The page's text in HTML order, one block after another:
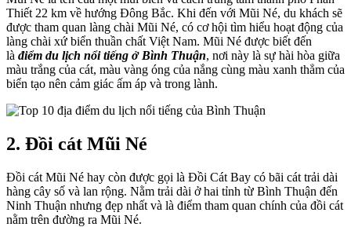
Thiết 22 km về hướng Đông Bắc. Khi đến với Mũi Né, du khách sẽ
được tham quan làng chài Mũi Né, có cơ hội tìm hiểu hoạt động của
làng chài xứ biển thuần chất Việt Nam. Mũi Né được biết đến
là điểm du lịch nổi tiếng ở Bình Thuận, nơi này là sự hài hòa giữa
màu trắng của cát, màu vàng óng của nắng cùng màu xanh thẳm của
biển tạo nên cảm giác ấm áp và trong lành.
2. Đồi cát Mũi Né
Đồi cát Mũi Né hay còn được gọi là Đồi Cát Bay có bãi cát trải dài
hàng cây số và lan rộng. Nằm trải dài ở hai tỉnh từ Bình Thuận đến
Ninh Thuận nhưng đẹp nhất và là điểm tham quan chính của đồi cát
nằm trên đường ra Mũi Né.